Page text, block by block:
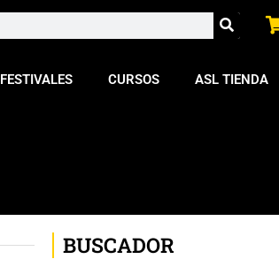
FESTIVALES CURSOS ASL TIENDA
BUSCADOR